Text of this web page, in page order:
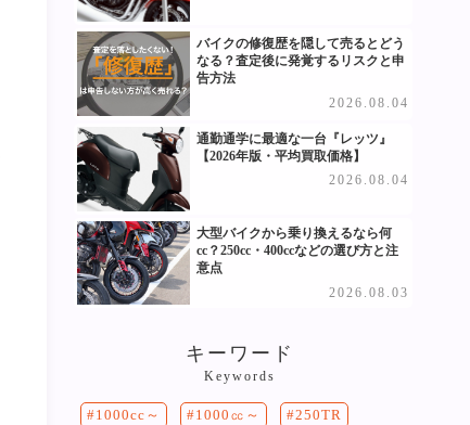
バイクの修復歴を隠して売るとどう
なる？査定後に発覚するリスクと申
告方法
2026.08.04
通勤通学に最適な一台『レッツ』
【2026年版・平均買取価格】
2026.08.04
大型バイクから乗り換えるなら何
cc？250cc・400ccなどの選び方と注
意点
2026.08.03
キーワード
Keywords
1000cc～ 1000㏄～ 250TR